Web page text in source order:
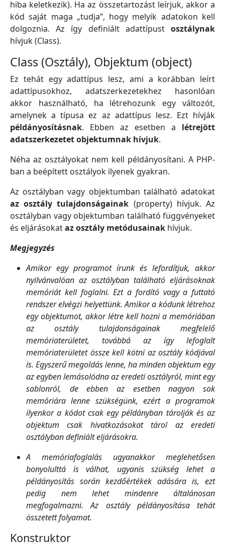
hiba keletkezik). Ha az összetartozást leírjuk, akkor a
kód saját maga „tudja”, hogy melyik adatokon kell
dolgoznia. Az így definiált adattípust osztálynak
hívjuk (Class).
Class (Osztály), Objektum (object)
Ez tehát egy adattípus lesz, ami a korábban leírt
adattípusokhoz, adatszerkezetekhez hasonlóan
akkor használható, ha létrehozunk egy változót,
amelynek a típusa ez az adattípus lesz. Ezt hívják
példányosításnak. Ebben az esetben a létrejött
adatszerkezetet objektumnak hívjuk.
Néha az osztályokat nem kell példányosítani. A PHP-
ban a beépített osztályok ilyenek gyakran.
Az osztályban vagy objektumban található adatokat
az osztály tulajdonságainak (property) hívjuk. Az
osztályban vagy objektumban található függvényeket
és eljárásokataz osztály metódusainak hívjuk.
Megjegyzés
Amikor egy programot írunk és lefordítjuk, akkor
nyilvánvalóan az osztályban található eljárásoknak
memóriát kell foglalni. Ezt a fordító vagy a futtató
rendszer elvégzi helyettünk. Amikor a kódunk létrehoz
egy objektumot, akkor létre kell hozni a memóriában
az osztály tulajdonságainak megfelelő
memóriaterületet, továbbá az így lefoglalt
memóriaterületet össze kell kötni az osztály kódjával
is. Egyszerű megoldás lenne, ha minden objektum egy
az egyben lemásolódna az eredeti osztályról, mint egy
sablonról, de ebben az esetben nagyon sok
memóriára lenne szükségünk, ezért a programok
ilyenkor a kódot csak egy példányban tárolják és az
objektum csak hivatkozásokat tárol az eredeti
osztályban definiált eljárásokra.
A memóriafoglalás ugyanakkor meglehetősen
bonyolulttá is válhat, ugyanis szükség lehet a
példányosítás során kezdőértékek adására is, ezt
pedig nem lehet mindenre általánosan
megfogalmazni. Az osztály példányosítása tehát
összetett folyamat.
Konstruktor